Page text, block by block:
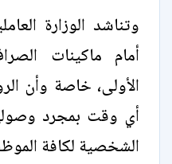
وتناشد الوزارة
أمام ماكينات
الأولى، خاصة وأن
أي وقت بمجرد
الشخصية لكافة